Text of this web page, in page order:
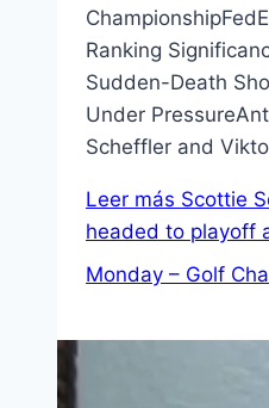
Ranking
Sudden-Death
Under
Scheffler and
Leer más Scottie
headed to playoff
Monday – Golf